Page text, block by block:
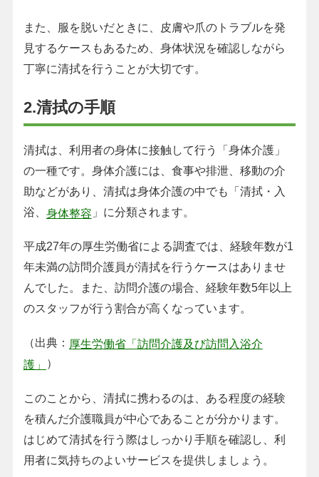
また、服を脱いだときに、皮膚や爪のトラブルを発
見するケースもあるため、身体状況を確認しながら
丁寧に清拭を行うことが大切です。
2.清拭の手順
清拭は、利用者の身体に接触して行う「身体介護」
の一種です。身体介護には、食事や排泄、移動の介
助などがあり、清拭は身体介護の中でも「清拭・入
浴、 身体整容 」に分類されます。
平成27年の厚生労働省による調査では、経験年数が1
年未満の訪問介護員が清拭を行うケースはありませ
んでした。また、訪問介護の場合、経験年数5年以上
のスタッフが行う割合が高くなっています。
（出典： 厚生労働省「訪問介護及び訪問入浴介
護」
）
このことから、清拭に携わるのは、ある程度の経験
を積んだ介護職員が中心であることが分かります。
はじめて清拭を行う際はしっかり手順を確認し、利
用者に気持ちのよいサービスを提供しましょう。